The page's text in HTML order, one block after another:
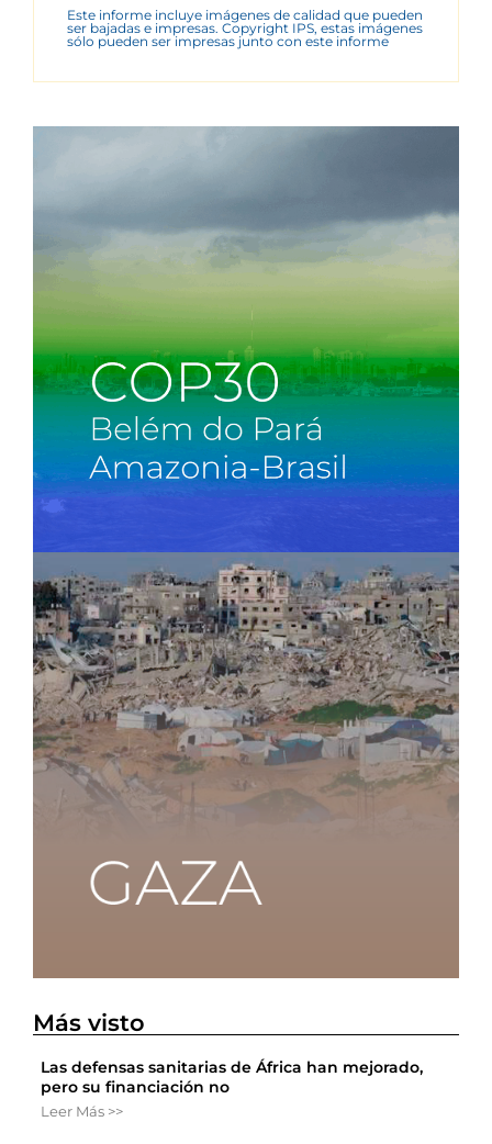
Este informe incluye imágenes de calidad que pueden
ser bajadas e impresas. Copyright IPS, estas imágenes
sólo pueden ser impresas junto con este informe
Más visto
Las defensas sanitarias de África han mejorado,
pero su financiación no
Leer Más >>